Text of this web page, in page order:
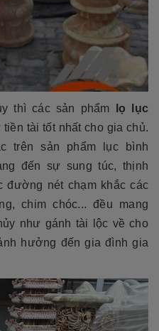
thì các sản phẩm
lọ lục
tài tốt nhất cho gia chủ.
trên sản phẩm lục bình
đến sự sung túc, thịnh
nét chạm khắc các
chim chóc... đều mang
như gánh tài lộc về cho
hưởng đến gia đình gia